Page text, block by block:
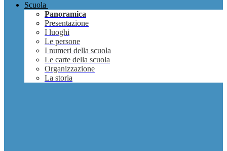
Scuola
Panoramica
Presentazione
I luoghi
Le persone
I numeri della scuola
Le carte della scuola
Organizzazione
La storia